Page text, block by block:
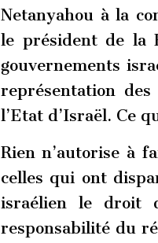
Netanyahou à la
le président de la
gouvernements
représentation
l’Etat d’Israël. Ce
Rien n’autorise à
celles qui ont
israélien le droit
responsabilité du